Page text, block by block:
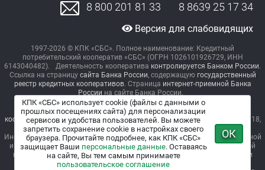
8 800 201 81 33 8 8639 25 17 34
Версия для слабовидящих
1997-2026 © КПК «СБС». Полное наименование: Кредитный
потребительский кооператив «СБС» (ОГРН 1026101926729, ИНН
6143040482).
Деятельность кооператива контролируется Банком России.
Ссылка на страницу сайта Банка России, содержащую государственный
реестр кредитных кооперативов. Страница интернет-приемной Банка
России на сайте Банка России.
КПК «СБС» ( рег.№10 от 31.05.2010г.) является членом
"Саморегулируемая организация кредитных потребительских
кооперативов "Кооперативные Финансы"(ИНН 7719288775, адрес: 105318,
г. Москва, ул. Ибрагимова, д. 31, офис 522).
Информация, размещенная на сайте, является исключительно справочной
и ни при каких условиях не является публичной офертой, определяемой
положением ч.2 ст.437 ГК РФ. Для получения подробной информации
обращайтесь к менеджерам внаши офисы
КПК «СБС» использует cookie (файлы с данными о
прошлых посещениях сайта) для персонализации
сервисов и удобства пользователей. Вы можете
запретить сохранение cookie в настройках своего
браузера. Прочитайте подробнее, как КПК «СБС»
защищает Ваши персональные данные. Оставаясь
на сайте, Вы тем самым принимаете
пользовательское соглашение
ОК